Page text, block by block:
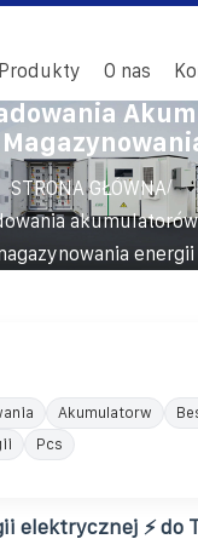
Produkty O nas
STRONA GŁÓWNA/
energii
Akumulatorw
Pcs
elektrycznej ⚡ do